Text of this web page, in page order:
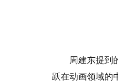
周建东提到
跃在动画领域的